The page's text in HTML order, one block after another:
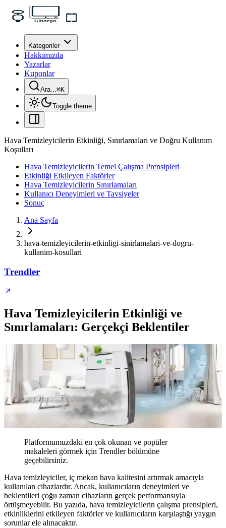
Kategoriler
Hakkımızda
Yazarlar
Kuponlar
Ara...⌘K
Toggle theme
Hava Temizleyicilerin Etkinliği, Sınırlamaları ve Doğru Kullanım
Koşulları
Hava Temizleyicilerin Temel Çalışma Prensipleri
Etkinliği Etkileyen Faktörler
Hava Temizleyicilerin Sınırlamaları
Kullanıcı Deneyimleri ve Tavsiyeler
Sonuç
Ana Sayfa
hava-temizleyicilerin-etkinligi-sinirlamalari-ve-dogru-
kullanim-kosullari
Trendler
Hava Temizleyicilerin Etkinliği ve
Sınırlamaları: Gerçekçi Beklentiler
Platformumuzdaki en çok okunan ve popüler
makaleleri görmek için Trendler bölümüne
geçebilirsiniz.
Hava temizleyiciler, iç mekan hava kalitesini artırmak amacıyla
kullanılan cihazlardır. Ancak, kullanıcıların deneyimleri ve
beklentileri çoğu zaman cihazların gerçek performansıyla
örtüşmeyebilir. Bu yazıda, hava temizleyicilerin çalışma prensipleri,
etkinliklerini etkileyen faktörler ve kullanıcıların karşılaştığı yaygın
sorunlar ele alınacaktır.